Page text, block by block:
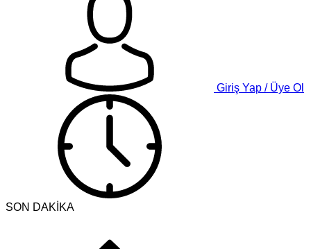
Giriş Yap / Üye Ol
SON DAKİKA